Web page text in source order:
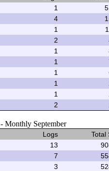
1
4
1
2
1
1
1
1
1
2
- Monthly September
Logs
Total
13
7
3